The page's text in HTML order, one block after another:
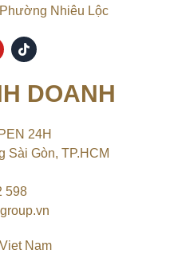
Nhiêu Lộc
T
i
kDOANH
24H
Sài Gòn, TP.HCM
598
Nam